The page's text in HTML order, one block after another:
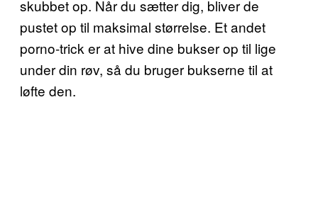
skubbet op. Når du sætter dig, bliver de
pustet op til maksimal størrelse. Et andet
porno-trick er at hive dine bukser op til lige
under din røv, så du bruger bukserne til at
løfte den.